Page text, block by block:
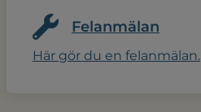
Felanmälan
Här gör du en felanmälan.